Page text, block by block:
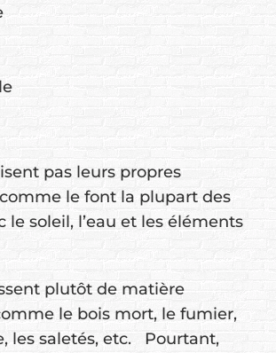
pas leurs propres
le font la plupart des
le soleil, l’eau et les éléments
plutôt de matière
le bois mort, le fumier,
les saletés, etc. Pourtant,